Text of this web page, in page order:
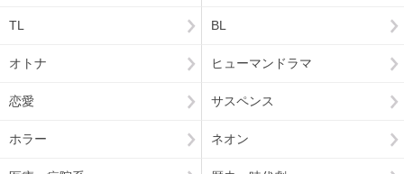
TL BL
オトナ ヒューマンドラマ
恋愛 サスペンス
ホラー ネオン